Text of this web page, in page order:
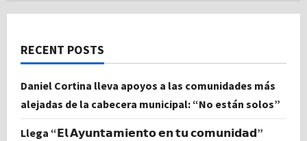
RECENT POSTS
Daniel Cortina lleva apoyos a las comunidades más
alejadas de la cabecera municipal: “No están solos”
Llega “𝗘𝗹 𝗔𝘆𝘂𝗻𝘁𝗮𝗺𝗶𝗲𝗻𝘁𝗼 𝗲𝗻 𝘁𝘂 𝗰𝗼𝗺𝘂𝗻𝗶𝗱𝗮𝗱”